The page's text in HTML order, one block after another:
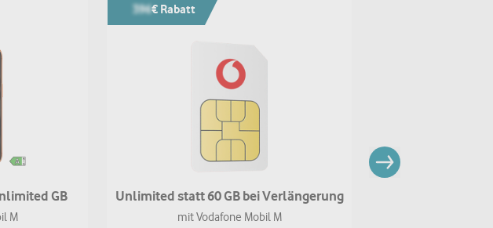
GB
M
Unlimited statt 60 GB bei Verlängerung
mit Vodafone Mobil M
396€ Rabatt